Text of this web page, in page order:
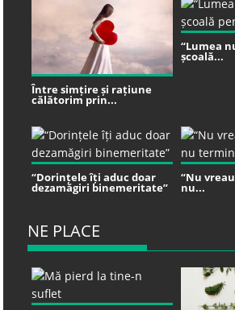
Între simțire și rațiune
călătorim prin...
“Lumea
școală...
“Dorințele îți aduc doar
dezamăgiri binemeritate”
“Nu
nu...
NE PLACE